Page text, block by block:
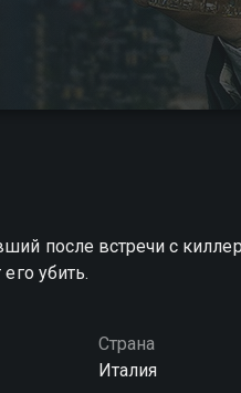
после встречи с
убить.
Страна
Италия